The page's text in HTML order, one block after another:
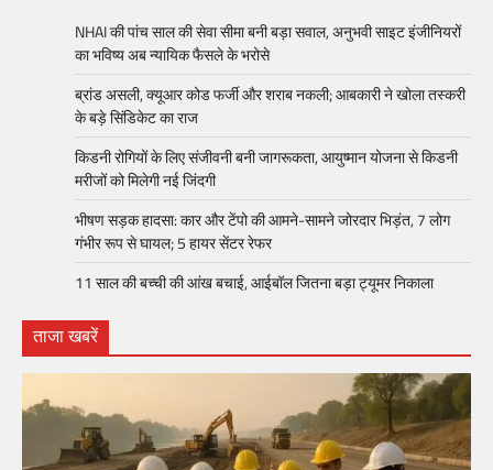
NHAI की पांच साल की सेवा सीमा बनी बड़ा सवाल, अनुभवी साइट इंजीनियरों
का भविष्य अब न्यायिक फैसले के भरोसे
ब्रांड असली, क्यूआर कोड फर्जी और शराब नकली; आबकारी ने खोला तस्करी
के बड़े सिंडिकेट का राज
किडनी रोगियों के लिए संजीवनी बनी जागरूकता, आयुष्मान योजना से किडनी
मरीजों को मिलेगी नई जिंदगी
भीषण सड़क हादसा: कार और टेंपो की आमने-सामने जोरदार भिड़ंत, 7 लोग
गंभीर रूप से घायल; 5 हायर सेंटर रेफर​
11 साल की बच्ची की आंख बचाई, आईबॉल जितना बड़ा ट्यूमर निकाला
ताजा खबरें